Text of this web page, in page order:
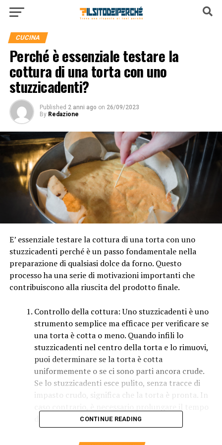
CUCINA
Perché è essenziale testare la
cottura di una torta con uno
stuzzicadenti?
Published 2 anni ago on 26/09/2023
By Redazione
E’ essenziale testare la cottura di una torta con uno
stuzzicadenti perché è un passo fondamentale nella
preparazione di qualsiasi dolce da forno. Questo
processo ha una serie di motivazioni importanti che
contribuiscono alla riuscita del prodotto finale.
Controllo della cottura: Uno stuzzicadenti è uno
strumento semplice ma efficace per verificare se
una torta è cotta o meno. Quando infili lo
stuzzicadenti nel centro della torta e lo rimuovi,
puoi determinare se la torta è cotta
uniformemente o se ci sono parti ancora crude.
Se lo stuzzicadenti esce pulito, senza tracce di
impasto crudo, significa che la torta è pronta. In
CONTINUE READING